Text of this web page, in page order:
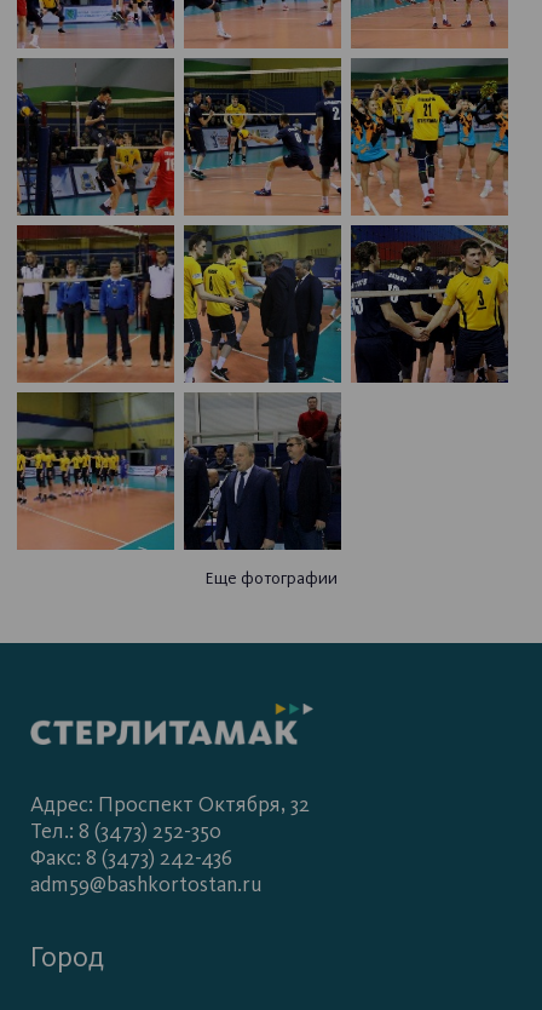
Еще фотографии
Адрес: Проспект Октября, 32
Тел.: 8 (3473) 252-350
Факс: 8 (3473) 242-436
adm59@bashkortostan.ru
Город